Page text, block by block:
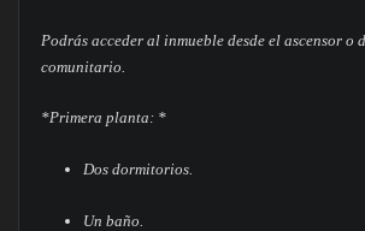
Podrás acceder al inmueble desde el ascensor o
comunitario.
*Primera planta: *
Dos dormitorios.
Un baño.